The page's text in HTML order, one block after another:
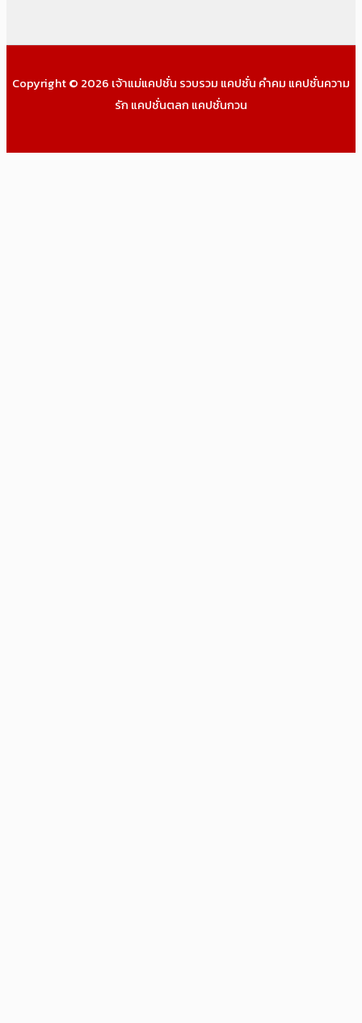
Copyright © 2026 เจ้าแม่แคปชั่น รวบรวม แคปชั่น คำคม แคปชั่นความ
รัก แคปชั่นตลก แคปชั่นกวน